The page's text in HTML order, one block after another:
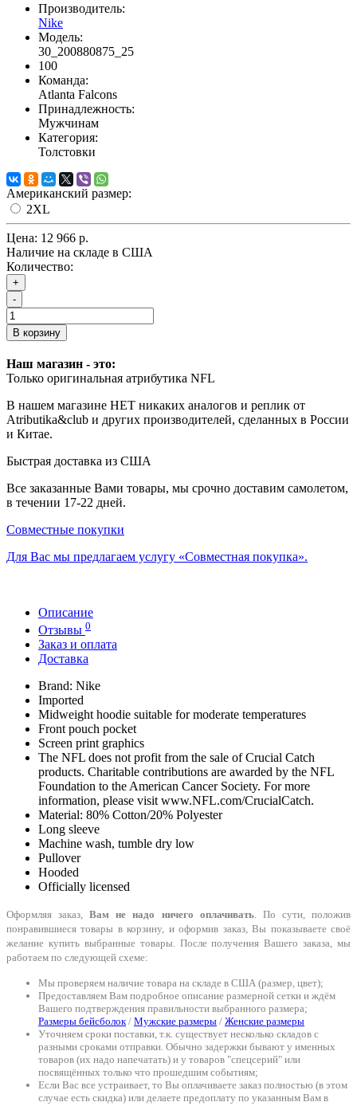
Производитель:
Nike
Модель:
30_200880875_25
100
Команда:
Atlanta Falcons
Принадлежность:
Мужчинам
Категория:
Толстовки
Американский размер:
2XL
Цена: 12 966 р.
Наличие на складе в США
Количество:
+
-
В корзину
Наш магазин - это:
Только оригинальная атрибутика NFL
В нашем магазине НЕТ никаких аналогов и реплик от
Atributika&club и других производителей, сделанных в России
и Китае.
Быстрая доставка из США
Все заказанные Вами товары, мы срочно доставим самолетом,
в течении 17-22 дней.
Совместные покупки
Для Вас мы предлагаем услугу «Совместная покупка».
Описание
Отзывы 0
Заказ и оплата
Доставка
Brand: Nike
Imported
Midweight hoodie suitable for moderate temperatures
Front pouch pocket
Screen print graphics
The NFL does not profit from the sale of Crucial Catch
products. Charitable contributions are awarded by the NFL
Foundation to the American Cancer Society. For more
information, please visit www.NFL.com/CrucialCatch.
Material: 80% Cotton/20% Polyester
Long sleeve
Machine wash, tumble dry low
Pullover
Hooded
Officially licensed
Оформляя заказ,Вам не надо ничего оплачивать. По сути, положив
понравившиеся товары в корзину, и оформив заказ, Вы показываете своё
желание купить выбранные товары. После получения Вашего заказа, мы
работаем по следующей схеме:
Мы проверяем наличие товара на складе в США (размер, цвет);
Предоставляем Вам подробное описание размерной сетки и ждём
Вашего подтверждения правильности выбранного размера;
Размеры бейсболок/ Мужские размеры / Женские размеры
Уточняем сроки поставки, т.к. существует несколько складов с
разными сроками отправки. Обычно задержки бывают у именных
товаров (их надо напечатать) и у товаров "спецсерий" или
посвящённых только что прошедшим событиям;
Если Вас все устраивает, то Вы оплачиваете заказ полностью (в этом
случае есть скидка) или делаете предоплату по указанным Вам в